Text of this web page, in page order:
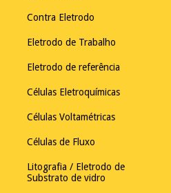
Contra Eletrodo
Eletrodo de Trabalho
Eletrodo de referência
Células Eletroquímicas
Células Voltamétricas
Células de Fluxo
Litografia / Eletrodo de
Substrato de vidro